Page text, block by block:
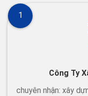
Công Ty
chuyên nhận: xây
1